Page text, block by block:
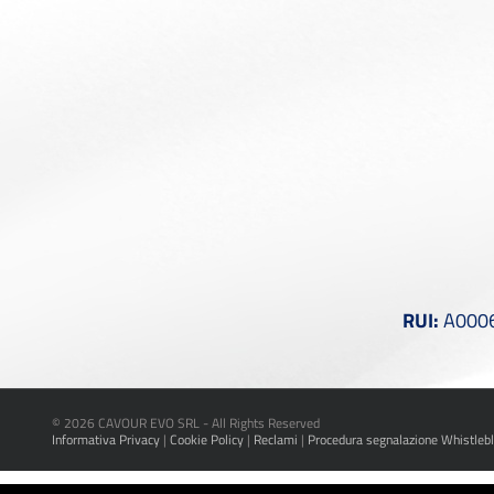
RUI:
© 2026 CAVOUR EVO SRL - All Rights Reserved
Informativa Privacy | Cookie Policy | Reclami | Procedura segnalazione